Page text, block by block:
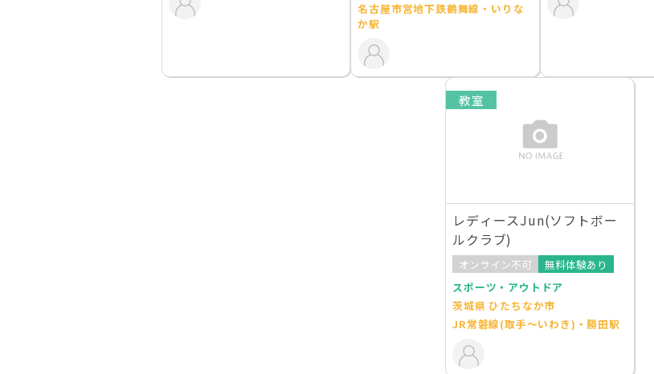
名古屋市営地下鉄鶴舞線・いりな
か駅
教室
レディースJun(ソフトボー
ルクラブ)
オンライン不可
無料体験あり
スポーツ・アウトドア
茨城県 ひたちなか市
JR常磐線(取手～いわき)・勝田駅